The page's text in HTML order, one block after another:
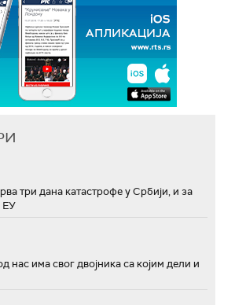
три дана катастрофе у Србији, и за
ЕУ
нас има свог двојника са којим дели и